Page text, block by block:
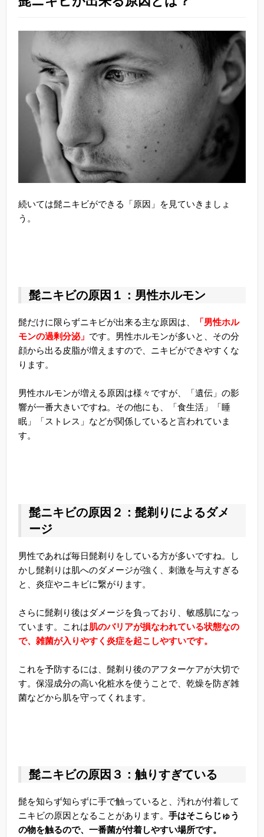
続いては髭ニキビができる「原因」を見ていきましょ
う。
髭ニキビの原因１：男性ホルモン
髭だけに限らずニキビが出来る主な原因は、
「男性ホル
モンの過剰分泌」 です。男性ホルモンが多いと、その分
顔から出る皮脂が増えますので、ニキビができやすくな
ります。
男性ホルモンが増える原因は様々ですが、「遺伝」の影
響が一番大きいですね。その他にも、「食生活」「睡
眠」「ストレス」などが関係していると言われていま
す。
髭ニキビの原因２：髭剃りによるダメ
ージ
男性であれば毎日髭剃りをしている方が多いですね。し
かし髭剃りは肌へのダメージが強く、刺激を与えすぎる
と、炎症やニキビに繋がります。
さらに髭剃り後はダメージを負っており、敏感肌になっ
ています。これは肌のバリアが損なわれている状態なの
で、雑菌が入りやすく炎症を起こしやすいです。
これを予防するには、髭剃り後のアフターケアが大切で
す。保湿成分の高い化粧水を使うことで、乾燥を防ぎ雑
菌などから肌を守ってくれます。
髭ニキビの原因３：触りすぎている
髭を知らず知らずに手で触っていると、汚れが付着して
ニキビの原因となることがあります。 手はそこらじゅう
の物を触るので、一番菌が付着しやすい場所です。